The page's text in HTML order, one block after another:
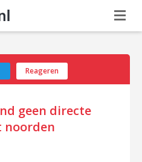
Reageren
geen directe
noorden